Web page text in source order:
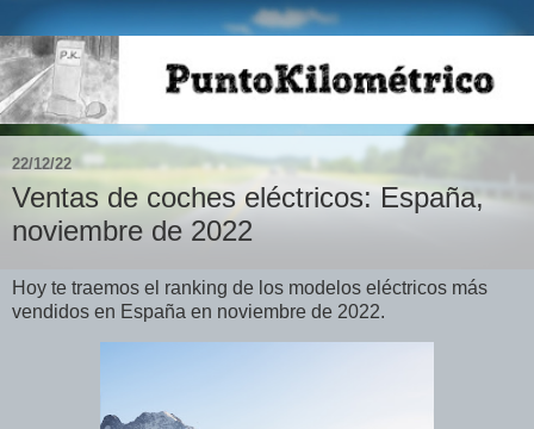
22/12/22
Ventas de coches eléctricos: España,
noviembre de 2022
Hoy te traemos el ranking de los modelos eléctricos más
vendidos en España en noviembre de 2022.